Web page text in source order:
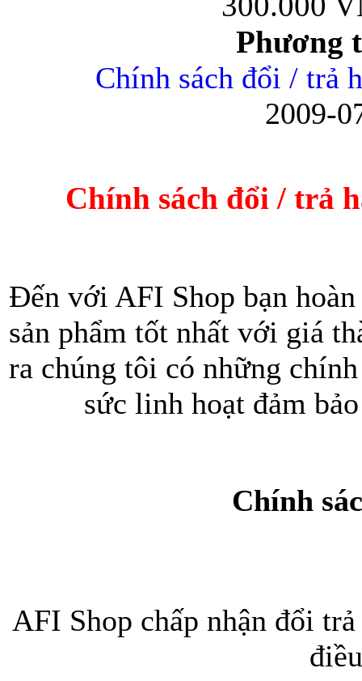
Ốp lưng iPhone
Ốp lưng Samsung
Phương
Chính sách đổi / trả
2009-
Chính sách đổi / trả
Đến với AFI Shop bạn
sản phẩm tốt nhất với giá
ra chúng tôi có những
sức linh hoạt đảm
Chính
AFI Shop chấp nhận đổi